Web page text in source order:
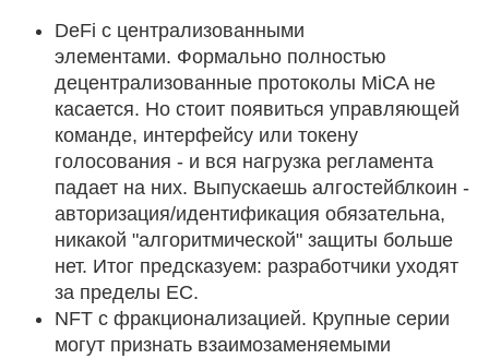
DeFi с централизованными
элементами. Формально полностью
децентрализованные протоколы MiCA не
касается. Но стоит появиться управляющей
команде, интерфейсу или токену
голосования - и вся нагрузка регламента
падает на них. Выпускаешь алгостейблкоин -
авторизация/идентификация обязательна,
никакой "алгоритмической" защиты больше
нет. Итог предсказуем: разработчики уходят
за пределы ЕС.
NFT с фракционализацией. Крупные серии
могут признать взаимозаменяемыми